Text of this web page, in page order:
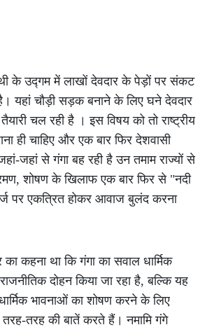
के उद्गम में लाखों देवदार के पेड़ों पर संकट
यहां चौड़ी सड़क बनाने के लिए घने देवदार
चल रही है । इस विषय को तो राष्ट्रीय
ही चाहिए और एक बार फिर देशवासी
जहां से गंगा बह रही है उन तमाम राज्यों से
शोषण के खिलाफ एक बार फिर से "नदी
पर एकत्रित होकर आवाज बुलंद करना
कहना था कि गंगा का सवाल धार्मिक
दोहन किया जा रहा है, बल्कि यह
भावनाओं का शोषण करने के लिए
तरह की बातें करते हैं। नमामि गंगे